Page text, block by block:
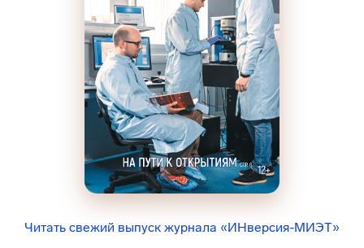
Читать свежий выпуск журнала «ИНверсия-МИЭТ»